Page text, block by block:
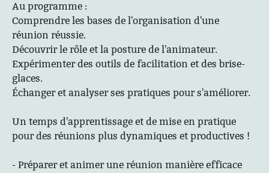
Au programme :
Comprendre les bases de l'organisation d'une
réunion réussie.
Découvrir le rôle et la posture de l'animateur.
Expérimenter des outils de facilitation et des brise-
glaces.
Échanger et analyser ses pratiques pour s'améliorer.
Un temps d'apprentissage et de mise en pratique
pour des réunions plus dynamiques et productives !
- Préparer et animer une réunion manière efficace